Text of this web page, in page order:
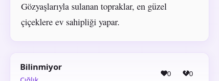
Gözyaşlarıyla sulanan topraklar, en güzel
çiçeklere ev sahipliği yapar.
Bilinmiyor
0 0